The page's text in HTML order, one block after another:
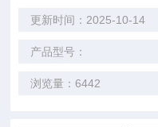
更新时间：2025-10-14
产品型号：
浏览量：6442